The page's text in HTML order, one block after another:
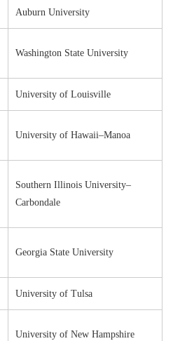
Auburn University
Washington State University
University of Louisville
University of Hawaii–​Manoa
Southern Illinois University–​
Carbondale
Georgia State University
University of Tulsa
University of New Hampshire